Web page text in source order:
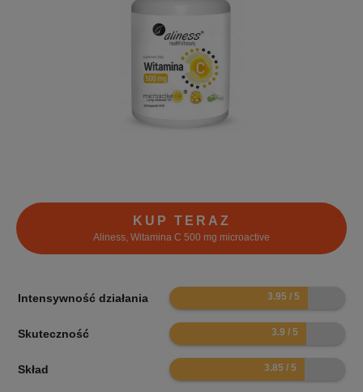
KUP TERAZ
Aliness, Witamina C 500 mg microactive
Intensywność działania 7.9
Skuteczność 7.8
Skład 7.7